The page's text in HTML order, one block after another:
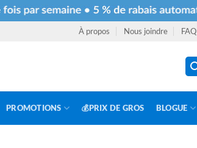
À propos Nous joindre FAQ
PROMOTIONS 💰PRIX DE GROS BLOGUE